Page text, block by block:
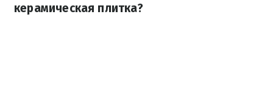
керамическая плитка?